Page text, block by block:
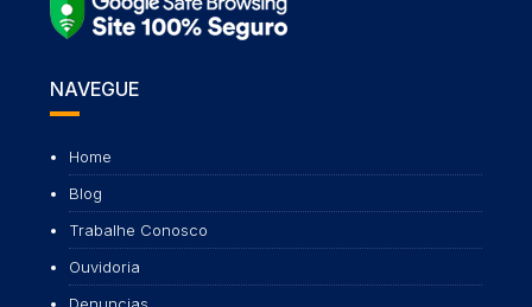
NAVEGUE
Home
Blog
Trabalhe Conosco
Ouvidoria
Denuncias